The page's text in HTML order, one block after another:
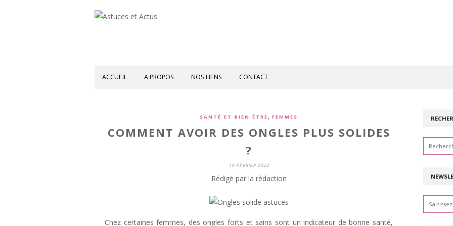
ACCUEIL A PROPOS NOS LIENS CONTACT
SANTÉ ET BIEN ÊTRE , FEMMES
COMMENT AVOIR DES ONGLES PLUS SOLIDES
?
19 FÉVRIER 2022
Rédigé par la rédaction
Chez certaines femmes, des ongles forts et sains sont un indicateur de bonne santé,